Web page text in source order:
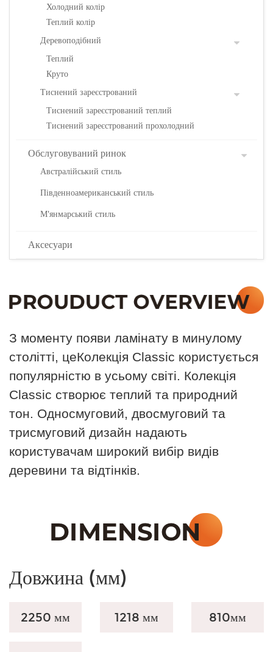
Холодний колір
Теплий колір
Деревоподібний
Теплий
Круто
Тиснений зареєстрований
Тиснений зареєстрований теплий
Тиснений зареєстрований прохолодний
Обслуговуваний ринок
Австралійський стиль
Південноамериканський стиль
М'янмарський стиль
Аксесуари
З моменту появи ламінату в минулому
столітті, цеКолекція Classic користується
популярністю в усьому світі. Колекція
Classic створює теплий та природний
тон. Односмуговий, двосмуговий та
трисмуговий дизайн надають
користувачам широкий вибір видів
деревини та відтінків.
Довжина (мм)
2250 мм 1218 мм 810мм